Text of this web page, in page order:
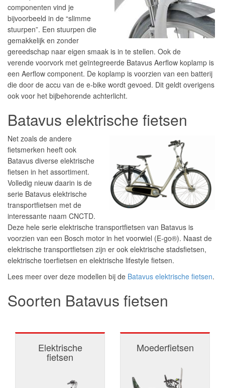
componenten vind je
bijvoorbeeld in de “slimme
stuurpen”. Een stuurpen die
gemakkelijk en zonder
gereedschap naar eigen smaak is in te stellen. Ook de
verende voorvork met geïntegreerde Batavus Aerflow koplamp is
een Aerflow component. De koplamp is voorzien van een batterij
die door de accu van de e-bike wordt gevoed. Dit geldt overigens
ook voor het bijbehorende achterlicht.
Batavus elektrische fietsen
Net zoals de andere
fietsmerken heeft ook
Batavus diverse elektrische
fietsen in het assortiment.
Volledig nieuw daarin is de
serie Batavus elektrische
transportfietsen met de
interessante naam CNCTD.
Deze hele serie elektrische transportfietsen van Batavus is
voorzien van een Bosch motor in het voorwiel (E-go®). Naast de
elektrische transportfietsen zijn er ook elektrische stadsfietsen,
elektrische toerfietsen en elektrische lifestyle fietsen.
Lees meer over deze modellen bij de Batavus elektrische fietsen.
Soorten Batavus fietsen
Elektrische
fietsen
Moederfietsen